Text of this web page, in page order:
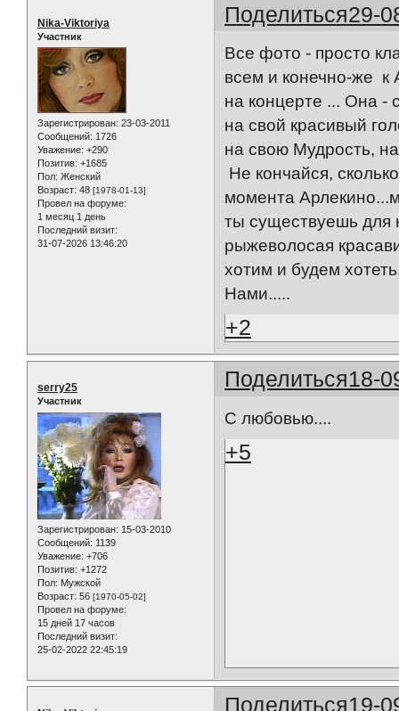
Поделиться29-
Nika-Viktoriya
Участник
Зарегистрирован: 23-03-2011
Сообщений: 1726
Уважение: +290
Позитив: +1685
Пол: Женский
Возраст: 48 [1978-01-13]
Провел на форуме:
1 месяц 1 день
Последний визит:
31-07-2026 13:46:20
Все фото - просто
всем и конечно-же к
на концерте ... Она -
на свой красивый
на свою Мудрость,
Не кончайся,
момента
ты существуешь для
рыжеволосая
хотим и будем
Нами.....
+2
Поделиться18-
serry25
Участник
Зарегистрирован: 15-03-2010
Сообщений: 1139
Уважение: +706
Позитив: +1272
Пол: Мужской
Возраст: 56 [1970-05-02]
Провел на форуме:
15 дней 17 часов
Последний визит:
25-02-2022 22:45:19
С любовью....
+5
Поделиться19-